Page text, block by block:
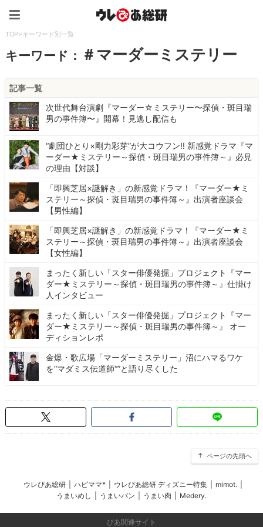
TOP>キーワード別一覧
キーワード： ＃マーダーミステリー
記事一覧
次世代舞台演劇『マーダー☆ミステリー〜探偵・斑目瑞
男の事件簿〜』開幕！見逃し配信も
“劇団ひとり×剛力彩芽”が大コウフン!! 新感覚ドラマ『マ
ーダー★ミステリー～探偵・斑目瑞男の事件簿～』必見
の理由【対談】
「即興芝居×謎解き」の新感覚ドラマ！『マーダー★ミ
ステリー～探偵・斑目瑞男の事件簿～』出演者座談会
【男性編】
「即興芝居×謎解き」の新感覚ドラマ！『マーダー★ミ
ステリー～探偵・斑目瑞男の事件簿～』出演者座談会
【女性編】
まったく新しい「スター俳優発掘」プロジェクト『マー
ダー★ミステリー～探偵・斑目瑞男の事件簿～』仕掛け
人インタビュー
まったく新しい「スター俳優発掘」プロジェクト『マー
ダー★ミステリー～探偵・斑目瑞男の事件簿～』 オー
ディションレポ
金爆・歌広場「マーダーミステリー」沼にハマるワケ
を“マダミス伝道師“”と語り尽くした
ページの先頭へ
ウレぴあ総研 ハピママ* ウレぴあ総研 ディズニー特集 mimot.
うまいめし
うまいパン うまい肉 Medery.
ぴあ関連サイト